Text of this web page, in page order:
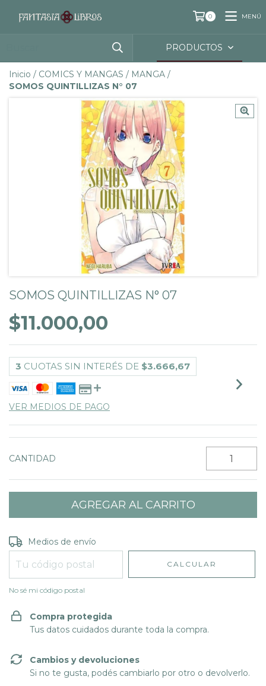
0 MENÚ
PRODUCTOS
Inicio / COMICS Y MANGAS / MANGA /
SOMOS QUINTILLIZAS N° 07
SOMOS QUINTILLIZAS N° 07
$11.000,00
3 CUOTAS SIN INTERÉS DE $3.666,67
VER MEDIOS DE PAGO
CANTIDAD
Entregas para el CP:
Medios de envío
CALCULAR
No sé mi código postal
Compra protegida
Tus datos cuidados durante toda la compra.
Cambios y devoluciones
Si no te gusta, podés cambiarlo por otro o devolverlo.